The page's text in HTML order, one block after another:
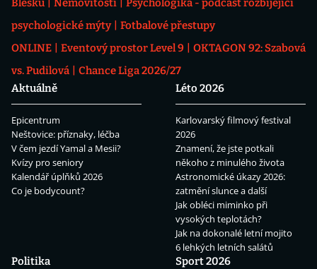
Blesku
Nemovitosti
Psychologika - podcast rozbíjející
psychologické mýty
Fotbalové přestupy
ONLINE
Eventový prostor Level 9
OKTAGON 92: Szabová
vs. Pudilová
Chance Liga 2026/27
Aktuálně
Epicentrum
Neštovice: příznaky, léčba
V čem jezdí Yamal a Mesii?
Kvízy pro seniory
Kalendář úplňků 2026
Co je bodycount?
Léto 2026
Karlovarský filmový festival
2026
Znamení, že jste potkali
někoho z minulého života
Astronomické úkazy 2026:
zatmění slunce a další
Jak obléci miminko při
vysokých teplotách?
Jak na dokonalé letní mojito
6 lehkých letních salátů
Politika
Sport 2026